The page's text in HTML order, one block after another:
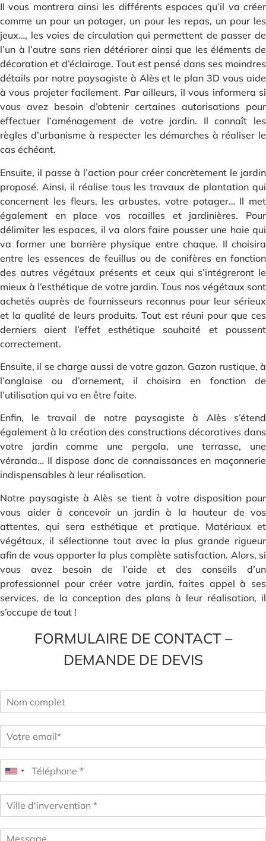
Il vous montrera ainsi les différents espaces qu’il va créer
comme un pour un potager, un pour les repas, un pour les
jeux…, les voies de circulation qui permettent de passer de
l’un à l’autre sans rien détériorer ainsi que les éléments de
décoration et d’éclairage. Tout est pensé dans ses moindres
détails par notre paysagiste à Alès et le plan 3D vous aide
à vous projeter facilement. Par ailleurs, il vous informera si
vous avez besoin d’obtenir certaines autorisations pour
effectuer l’aménagement de votre jardin. Il connaît les
règles d’urbanisme à respecter les démarches à réaliser le
cas échéant.
Ensuite, il passe à l’action pour créer concrètement le jardin
proposé. Ainsi, il réalise tous les travaux de plantation qui
concernent les fleurs, les arbustes, votre potager… Il met
également en place vos rocailles et jardinières. Pour
délimiter les espaces, il va alors faire pousser une haie qui
va former une barrière physique entre chaque. Il choisira
entre les essences de feuillus ou de conifères en fonction
des autres végétaux présents et ceux qui s’intégreront le
mieux à l’esthétique de votre jardin. Tous nos végétaux sont
achetés auprès de fournisseurs reconnus pour leur sérieux
et la qualité de leurs produits. Tout est réuni pour que ces
derniers aient l’effet esthétique souhaité et poussent
correctement.
Ensuite, il se charge aussi de votre gazon. Gazon rustique, à
l’anglaise ou d’ornement, il choisira en fonction de
l’utilisation qui va en être faite.
Enfin, le travail de notre paysagiste à Alès s’étend
également à la création des constructions décoratives dans
votre jardin comme une pergola, une terrasse, une
véranda… Il dispose donc de connaissances en maçonnerie
indispensables à leur réalisation.
Notre paysagiste à Alès se tient à votre disposition pour
vous aider à concevoir un jardin à la hauteur de vos
attentes, qui sera esthétique et pratique. Matériaux et
végétaux, il sélectionne tout avec la plus grande rigueur
afin de vous apporter la plus complète satisfaction. Alors, si
vous avez besoin de l’aide et des conseils d’un
professionnel pour créer votre jardin, faites appel à ses
services, de la conception des plans à leur réalisation, il
s’occupe de tout !
FORMULAIRE DE CONTACT –
DEMANDE DE DEVIS